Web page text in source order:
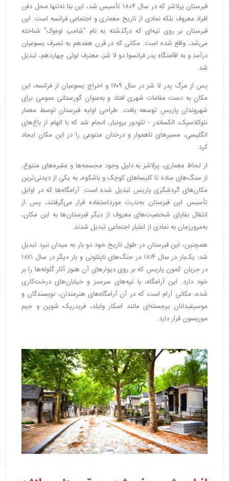
قبرستان پرلاشز که در سال ۱۸۰۴ تأسیس شد، این بنا نه‌تنها محل دفن
افراد معروف بلکه نمادی از تاریخ معماری و اجتماعی فرانسه است. این
قبرستان بر روی تپه‌ای که درگذشته به نام "شامپ اوه‌وک" شناخته
می‌شد، واقع شده است. مکانی که در قرن هفدهم به تصرف یسوعیان
درآمد و به اقامتگاه پدر فرانسوا دو لا شز، معترف لوئی چهاردهم، تبدیل
شد.
پس از مرگ پدر لا شز در سال ۱۷۰۹ و اخراج یسوعیان از فرانسه، این
مکان به دست مقامات شهری افتاد و به‌عنوان گورستانی عمومی برای
شهروندان پاریس توسعه یافت. طراحی اولیه قبرستان توسط معمار
نئوکلاسیک، الکساندر - تئودور برونیار، انجام شد که با الهام از باغ‌های
انگلیسی، مسیرهای ناهموار و درختان متنوعی را در این مکان ایجاد
کرد.
از لحاظ معماری، پرلاشز به دلیل وجود مجسمه‌ها و مقبره‌های متنوع،
از سنگ‌های ساده تا کلیساهای کوچک و باشکوه، به یکی از دیدنی‌ترین
مکان‌های گردشگری پاریس تبدیل شده است. آرامگاه‌ها که در اوایل
تأسیس این قبرستان به‌ندرت مورداستفاده قرار می‌گرفتند، پس از
انتقال بقایای شخصیت‌های معروف از دیگر قبرستان‌ها به این مکان،
به‌مرورزمان به نمادی از اعتبار اجتماعی تبدیل شدند.
همچنین، این قبرستان در طول تاریخ خود دو بار به میدان نبرد تبدیل
شد: یک‌بار در سال ۱۸۱۴ در جنگ‌های ناپلئونی و بار دیگر در سال ۱۸۷۱
در جریان کمون پاریس که بر روی دیوارهای آن هنوز آثار گلوله‌ها را بر
خود دارد. این آرامگاه، با تپه‌های سرسبز و خیابان‌های درخت‌کاری
شده، مکانی آرام است که در آن آرامگاه‌های هنرمندان، نویسندگان و
موسیقیدانان برجسته‌ای مانند اسکار وایلد، فریدریک شوپن و جیم
موریسون قرار دارد.